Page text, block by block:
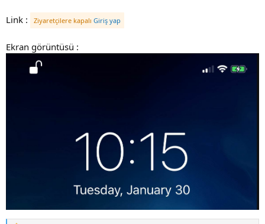
Link : Ziyaretçilere kapalı Giriş yap
Ekran görüntüsü :